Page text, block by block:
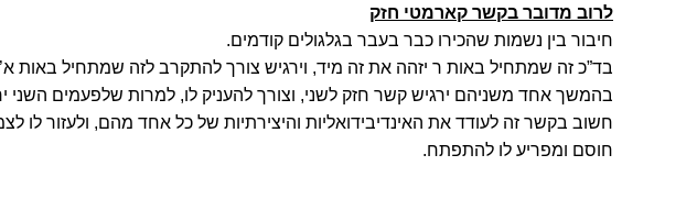
לרוב מדובר בקשר קארמטי חזק
חיבור בין נשמות שהכירו כבר בעבר בגלגולים קודמים.
בד”כ זה שמתחיל באות ר יזהה את זה מיד, וירגיש צורך להתקרב לזה שמתחיל באות
בהמשך אחד משניהם ירגיש קשר חזק לשני, וצורך להעניק לו, למרות שלפעמים השני
חשוב בקשר זה לעודד את האינדיבידואליות והיצירתיות של כל אחד מהם, ולעזור
חוסם ומפריע לו להתפתח.